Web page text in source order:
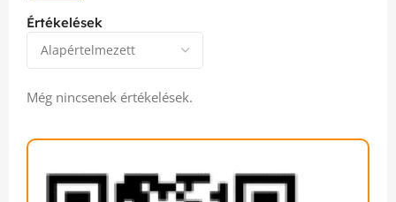
Értékelések
Még nincsenek értékelések.